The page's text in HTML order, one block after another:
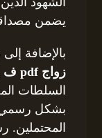
يضمن
بالإضافة
زواج pdf ف إريتريا
السلطات
بشكل رسمي
المحتملين.